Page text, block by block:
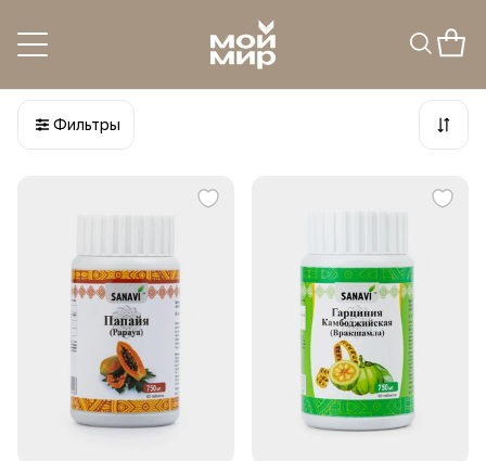
БАД для снижения веса
Фильтры